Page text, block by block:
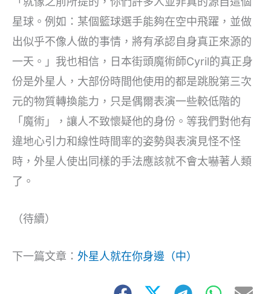
星球。例如：某個籃球選手能夠在空中飛躍，並做
出似乎不像人做的事情，將有承認自身真正來源的
一天。」我也相信，日本街頭魔術師Cyril的真正身
份是外星人，大部份時間他使用的都是跳脫第三次
元的物質轉換能力，只是偶爾表演一些較低階的
「魔術」，讓人不致懷疑他的身份。等我們對他有
違地心引力和線性時間率的姿勢與表演見怪不怪
時，外星人使出同樣的手法應該就不會太嚇著人類
了。
（待續）
下一篇文章： 外星人就在你身邊（中）